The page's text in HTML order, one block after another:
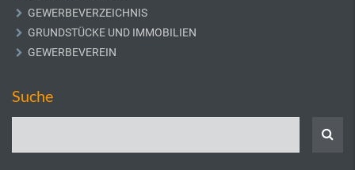
GEWERBEVERZEICHNIS
GRUNDSTÜCKE UND IMMOBILIEN
GEWERBEVEREIN
Suche